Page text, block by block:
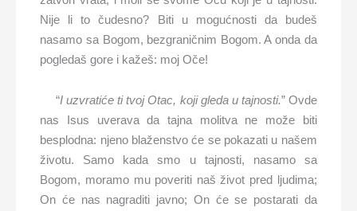
Nije li to čudesno? Biti u mogućnosti da budeš
nasamo sa Bogom, bezgraničnim Bogom. A onda da
pogledaš gore i kažeš: moj Oče!
“I uzvratiće ti tvoj Otac, koji gleda u tajnosti.” Ovde
nas Isus uverava da tajna molitva ne može biti
besplodna: njeno blaženstvo će se pokazati u našem
životu. Samo kada smo u tajnosti, nasamo sa
Bogom, moramo mu poveriti naš život pred ljudima;
On će nas nagraditi javno; On će se postarati da